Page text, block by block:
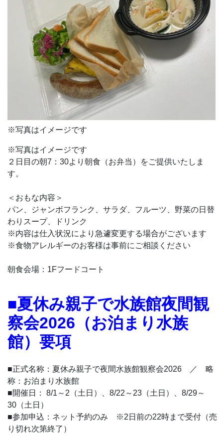
※写真はイメージです
※写真はイメージです
２日目の朝7：30より朝食（お弁当）をご提供いたしま
す。
＜おもな内容＞
パン、ジャンボフランク、サラダ、フルーツ、野菜の日替
わりスープ、ドリンク
※内容は仕入状況により急遽変更する場合がございます
※食物アレルギーのお客様は事前にご相談ください
朝食会場：1Fフードコート
■夏休み親子で水族館夜間観
察会2026（お泊まり水族
館）要項
■正式名称：夏休み親子で夜間水族館観察会2026 ／ 略
称：お泊まり水族館
■開催日： 8/1～2（土日）、8/22～23（土日）、8/29～
30（土日）
■参加申込：ネット予約のみ ※2日前の22時まで受付（売
り切れ次第終了）